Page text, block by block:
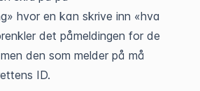
hvor en kan skrive inn «hva
det påmeldingen for de
den som melder på må
ID.